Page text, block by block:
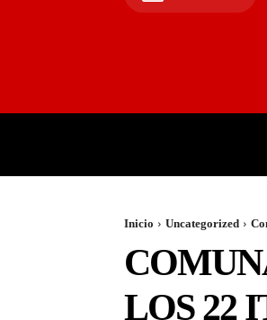
Inicio Uncategorized
LOS 22